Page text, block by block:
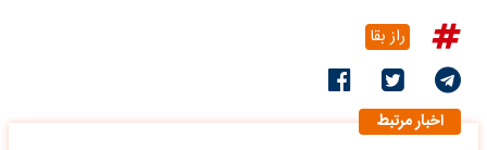
راز بقا
اخبار مرتبط